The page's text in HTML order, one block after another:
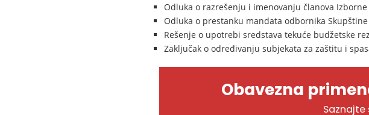
Odluka o razrešenju i imenovanju članova
Odluka o prestanku mandata odbornika
Rešenje o upotrebi sredstava tekuće budžetske
Zaključak o određivanju subjekata za zaštitu i
Obavezna